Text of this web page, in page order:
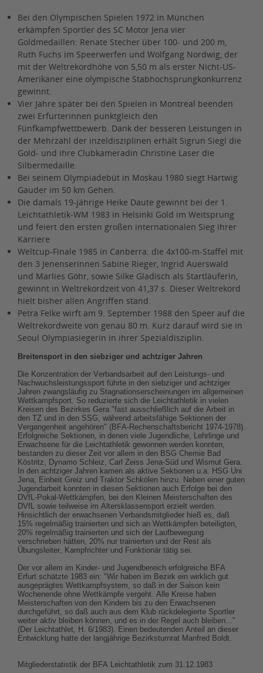
Bei den Olympischen Spielen 1972 in München
erkämpfen Sportler des SC Motor Jena vier
Goldmedaillen: Renate Stecher über 100- und 200 m,
Ruth Fuchs im Speerwerfen und Wolfgang Nordwig, der
mit der Weltrekordhöhe von 5,50 m als erster Nicht-US-
Amerikaner eine olympische Stabhochsprungkonkurrenz
gewinnt.
Vier Jahre später bei den Spielen in Montreal beenden
zwei Erfurterinnen punktgleich den
Fünfkampfwettbewerb. Dank der besseren Leistungen in
der Mehrzahl der inzeldisziplinen erhält Sigrun Siegl die
Gold- und ihre Clubkameradin Christine Laser die
Silbermedaille.
Bei seinem Olympiadebüt in Moskau 1980 siegt Hartwig
Gauder im 50 km Gehen.
Die damals 19-jährige Heike Daute gewinnt bei der 1.
Leichtathletik-WM 1983 in Helsinki Gold im Weitsprung
und feiert den ersten großen internationalen Sieg ihrer
Karriere
Weltcup-Finale 1985 in Canberra: die 4x100-m-Staffel mit
den 3 Jenenserinnen Sabine Rieger, Ingrid Auerswald
und Marlies Göhr, sowie Silke Gladisch als Startläuferin,
gewinnt in Weltrekordzeit von 41,37 s. Dieser Weltrekord
hielt bisher allen Angriffen stand.
Petra Felke wirft am 9. September 1988 den Speer auf die
Weltrekordweite von genau 80 m. Kurz darauf wird sie in
Seoul Olympiasiegerin in ihrer Spezialdisziplin.
Breitensport in den siebziger und achtziger Jahren
Die Konzentration der Verbandsarbeit auf den Leistungs- und
Nachwuchsleistungssport führte in den siebziger und achtziger
Jahren zwangsläufig zu Stagnationserscheinungen im allgemeinen
Wettkampfsport. So reduzierte sich die Leichtathletik in vielen
Kreisen des Bezirkes Gera "fast ausschließlich auf die Arbeit in
den TZ und in den SSG, während arbeitsfähige Sektionen der
Vergangenheit angehören" (BFA-Rechenschaftsbericht 1974-1978).
Erfolgreiche Sektionen, in denen viele Jugendliche, Lehrlinge und
Erwachsene für die Leichtathletik gewonnen werden konnten,
bestanden zu dieser Zeit vor allem in den BSG Chemie Bad
Köstritz, Dynamo Schleiz, Carl Zeiss Jena-Süd und Wismut Gera.
In den achtziger Jahren kamen als aktive Sektionen u.a. HSG Uni
Jena, Einheit Greiz und Traktor Schkölen hinzu. Neben einer guten
Jugendarbeit konnten in diesen Sektionen auch Erfolge bei den
DVfL-Pokal-Wettkämpfen, bei den Kleinen Meisterschaften des
DVfL sowie teilweise im Altersklassensport erzielt werden.
Hinsichtlich der erwachsenen Verbandsmitglieder hieß es, daß
15% regelmäßig trainierten und sich an Wettkämpfen beteiligten,
20% regelmäßig trainierten und sich der Laufbewegung
verschrieben hätten, 20% nur trainierten und der Rest als
Übungsleiter, Kampfrichter und Funktionär tätig sei.
Der vor allem im Kinder- und Jugendbereich erfolgreiche BFA
Erfurt schätzte 1983 ein: "Wir haben im Bezirk ein wirklich gut
ausgeprägtes Wettkampfsystem, so daß in der Saison kein
Wochenende ohne Wettkämpfe vergeht. Alle Kreise haben
Meisterschaften von den Kindern bis zu den Erwachsenen
durchgeführt, so daß auch aus dem Klub rückdelegierte Sportler
weiter aktiv bleiben können, und es in der Regel auch bleiben..."
(Der Leichtathlet, H. 6/1983). Einen bedeutenden Anteil an dieser
Entwicklung hatte der langjährige Bezirksturnrat Manfred Boldt.
Mitgliederstatistik der BFA Leichtathletik zum 31.12.1983